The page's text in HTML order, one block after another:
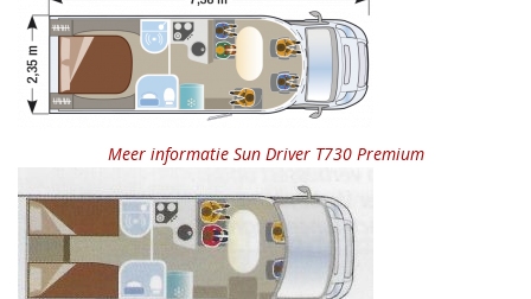
Meer informatie Sun Driver T730 Premium